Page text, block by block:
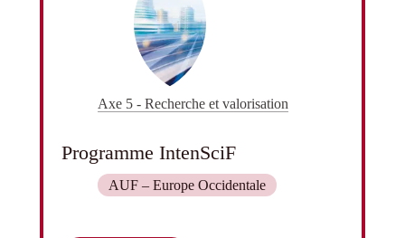
Axe 5 - Recherche et valorisation
Programme IntenSciF
AUF – Europe Occidentale